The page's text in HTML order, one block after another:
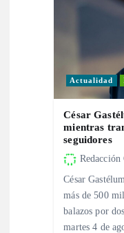
Actualidad
César
mientras
seguidores
César
más de 500
balazos por
martes 4 de